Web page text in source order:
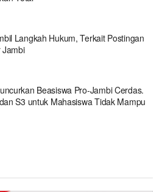
Langkah Hukum, Terkait Postingan
Jambi
Beasiswa Pro-Jambi Cerdas.
S3 untuk Mahasiswa Tidak Mampu